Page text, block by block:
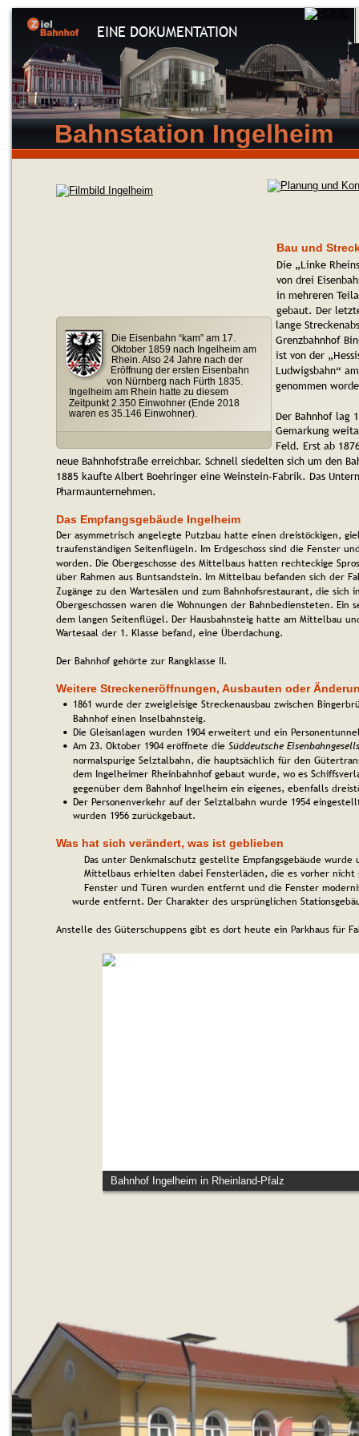
EINE DOKUMENTATION
Bau und
Die „Linke
von drei
in mehreren
gebaut. Der
lange
Grenzbahnhof
ist von der
Ludwigsbahn“
genommen
Der Bahnhof lag
Gemarkung
Feld. Erst ab
neue Bahnhofstraße erreichbar. Schnell siedelten sich um den
1885 kaufte Albert Boehringer eine Weinstein-Fabrik. Das
Pharmaunternehmen.
Das Empfangsgebäude Ingelheim
Der asymmetrisch angelegte Putzbau hatte einen dreistöckigen,
traufenständigen Seitenflügeln. Im Erdgeschoss sind die Fenster
worden. Die Obergeschosse des Mittelbaus hatten rechteckige
über Rahmen aus Buntsandstein. Im Mittelbau befanden sich der
Zugänge zu den Wartesälen und zum Bahnhofsrestaurant, die
Obergeschossen waren die Wohnungen der Bahnbediensteten.
dem langen Seitenflügel. Der Hausbahnsteig hatte am Mittelbau
Wartesaal der 1. Klasse befand, eine Überdachung.
Der Bahnhof gehörte zur Rangklasse II.
Weitere Streckeneröffnungen, Ausbauten oder
• 1861 wurde der zweigleisige Streckenausbau zwischen
Bahnhof einen Inselbahnsteig.
• Die Gleisanlagen wurden 1904 erweitert und ein
• Am 23. Oktober 1904 eröffnete die Süddeutsche
normalspurige Selztalbahn, die hauptsächlich für den
dem Ingelheimer Rheinbahnhof gebaut wurde, wo es
gegenüber dem Bahnhof Ingelheim ein eigenes, ebenfalls
• Der Personenverkehr auf der Selztalbahn wurde 1954
wurden 1956 zurückgebaut.
Was hat sich verändert, was ist geblieben
Das unter Denkmalschutz gestellte Empfangsgebäude
Mittelbaus erhielten dabei Fensterläden, die es vorher nicht
Fenster und Türen wurden entfernt und die Fenster
wurde entfernt. Der Charakter des ursprünglichen
Anstelle des Güterschuppens gibt es dort heute ein Parkhaus für
Die Eisenbahn “kam” am 17.
Oktober 1859 nach Ingelheim am
Rhein. Also 24 Jahre nach der
Eröffnung der ersten Eisenbahn
von Nürnberg nach Fürth 1835.
Ingelheim am Rhein hatte zu diesem
Zeitpunkt 2.350 Einwohner (Ende 2018
waren es 35.146 Einwohner).
Bahnstation Ingelheim
Bahnhof Ingelheim in Rheinland-Pfalz